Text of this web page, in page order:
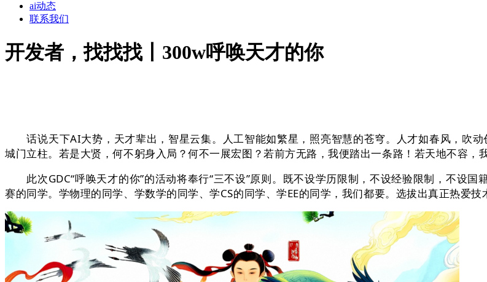
ai动态
联系我们
开发者，找找找丨300w呼唤天才的你
话说天下AI大势，天才辈出，智星云集。人工智能如繁星，照亮智慧的苍穹。人才如春风，吹动
城门立柱。若是大贤，何不躬身入局？何不一展宏图？若前方无路，我便踏出一条路！若天地不容，
此次GDC“呼唤天才的你”的活动将奉行“三不设”原则。既不设学历限制，不设经验限制，不设国
赛的同学。学物理的同学、学数学的同学、学CS的同学、学EE的同学，我们都要。选拔出真正热爱技